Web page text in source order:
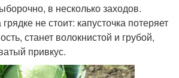
в несколько заходов.
не стоит: капусточка потеряет
станет волокнистой и грубой,
привкус.